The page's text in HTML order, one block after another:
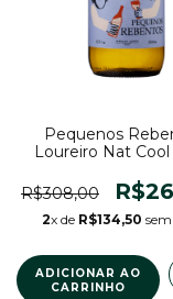
Pequenos
Loureiro Nat
R$308,00
2x de R$134,50